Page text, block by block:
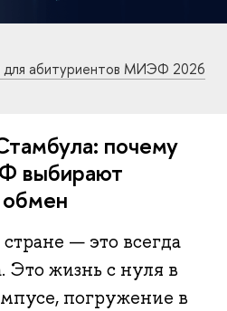
для абитуриентов МИЭФ 2026
почему
выбирают
— это всегда
Это жизнь с нуля в
погружение в